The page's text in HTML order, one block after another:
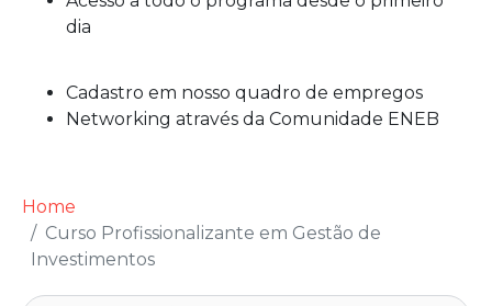
dia
Cadastro em nosso quadro de empregos
Networking através da Comunidade ENEB
Home
Curso Profissionalizante em Gestão de
Investimentos